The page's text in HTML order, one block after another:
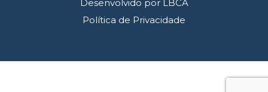
Desenvolvido por LBCA
Política de Privacidade